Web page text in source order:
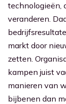
technologieën,
veranderen.
markt door
zetten.
kampen juist
manieren van
bijbenen dan